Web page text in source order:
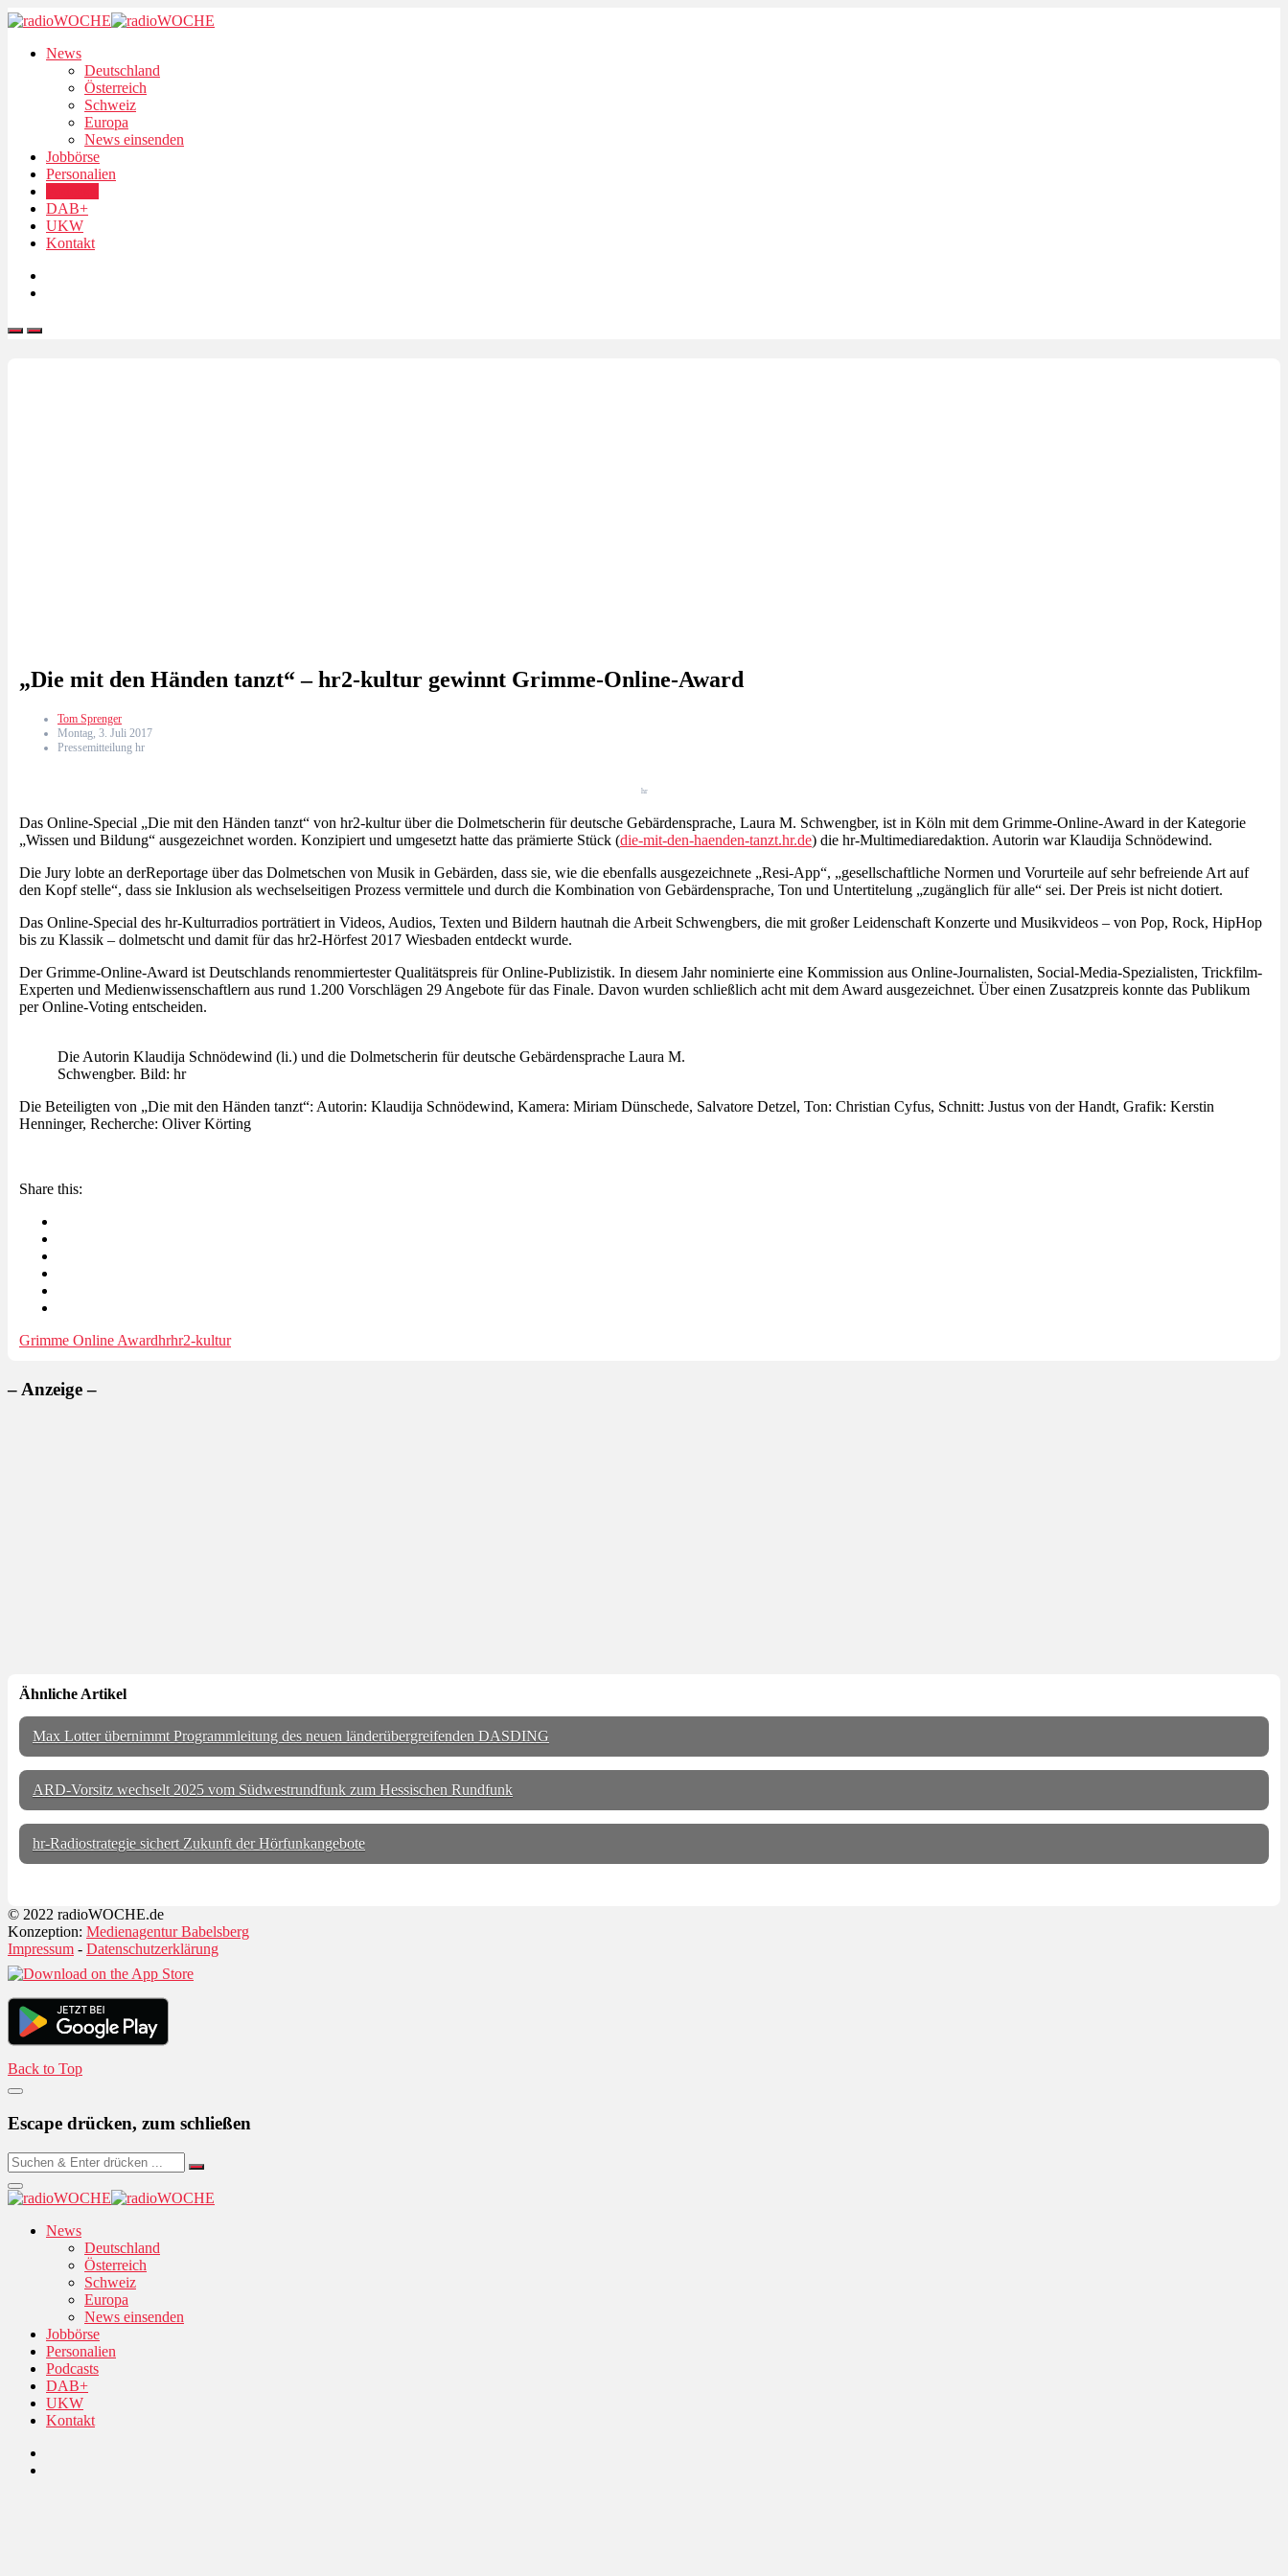
News
Deutschland
Österreich
Schweiz
Europa
News einsenden
Jobbörse
Personalien
DAB+
UKW
Kontakt
„Die mit den Händen tanzt“ – hr2-kultur gewinnt Grimme-Online-Award
Tom Sprenger
Montag, 3. Juli 2017
Pressemitteilung hr
hr
Das Online-Special „Die mit den Händen tanzt“ von hr2-kultur über die Dolmetscherin für deutsche Gebärdensprache, Laura M. Schwengber, ist in Köln mit dem Grimme-Online-Award in der Kategorie
„Wissen und Bildung“ ausgezeichnet worden. Konzipiert und umgesetzt hatte das prämierte Stück (die-mit-den-haenden-tanzt.hr.de) die hr-Multimediaredaktion. Autorin war Klaudija Schnödewind.
Die Jury lobte an derReportage über das Dolmetschen von Musik in Gebärden, dass sie, wie die ebenfalls ausgezeichnete „Resi-App“, „gesellschaftliche Normen und Vorurteile auf sehr befreiende Art auf
den Kopf stelle“, dass sie Inklusion als wechselseitigen Prozess vermittele und durch die Kombination von Gebärdensprache, Ton und Untertitelung „zugänglich für alle“ sei. Der Preis ist nicht dotiert.
Das Online-Special des hr-Kulturradios porträtiert in Videos, Audios, Texten und Bildern hautnah die Arbeit Schwengbers, die mit großer Leidenschaft Konzerte und Musikvideos – von Pop, Rock, HipHop
bis zu Klassik – dolmetscht und damit für das hr2-Hörfest 2017 Wiesbaden entdeckt wurde.
Der Grimme-Online-Award ist Deutschlands renommiertester Qualitätspreis für Online-Publizistik. In diesem Jahr nominierte eine Kommission aus Online-Journalisten, Social-Media-Spezialisten, Trickfilm-
Experten und Medienwissenschaftlern aus rund 1.200 Vorschlägen 29 Angebote für das Finale. Davon wurden schließlich acht mit dem Award ausgezeichnet. Über einen Zusatzpreis konnte das Publikum
per Online-Voting entscheiden.
Die Autorin Klaudija Schnödewind (li.) und die Dolmetscherin für deutsche Gebärdensprache Laura M.
Schwengber. Bild: hr
Die Beteiligten von „Die mit den Händen tanzt“: Autorin: Klaudija Schnödewind, Kamera: Miriam Dünschede, Salvatore Detzel, Ton: Christian Cyfus, Schnitt: Justus von der Handt, Grafik: Kerstin
Henninger, Recherche: Oliver Körting
Share this:
Grimme Online Awardhrhr2-kultur
– Anzeige –
Ähnliche Artikel
Max Lotter übernimmt Programmleitung des neuen länderübergreifenden DASDING
ARD-Vorsitz wechselt 2025 vom Südwestrundfunk zum Hessischen Rundfunk
hr-Radiostrategie sichert Zukunft der Hörfunkangebote
© 2022 radioWOCHE.de
Konzeption: Medienagentur Babelsberg
Impressum - Datenschutzerklärung
Back to Top
Escape drücken, zum schließen
News
Deutschland
Österreich
Schweiz
Europa
News einsenden
Jobbörse
Personalien
Podcasts
DAB+
UKW
Kontakt